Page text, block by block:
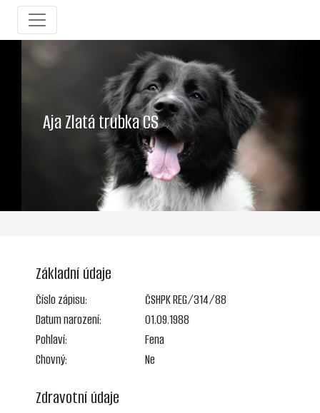
Aja Zlatá trubka CS
Základní údaje
Číslo zápisu:
ČSHPK REG/314/88
Datum narození:
01.09.1988
Pohlaví:
Fena
Chovný:
Ne
Zdravotní údaje